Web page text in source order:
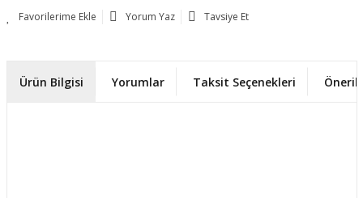
Yorum Yaz Tavsiye Et
Ürün Bilgisi Yorumlar Taksit Seçenekleri